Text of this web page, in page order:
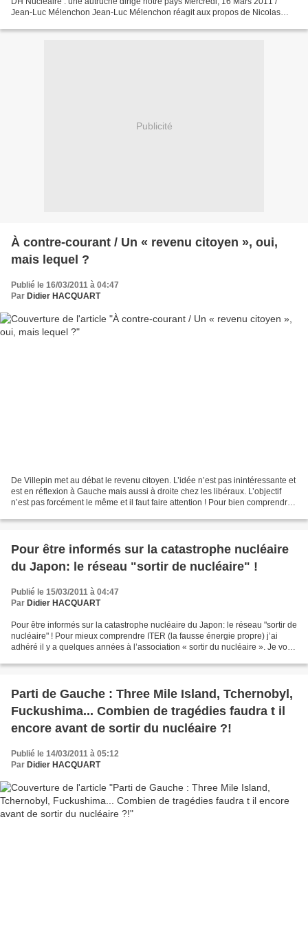
Jean-Luc Mélenchon Jean-Luc Mélenchon réagit aux propos de Nicolas
Publicité
À contre-courant / Un « revenu citoyen », oui,
mais lequel ?
Publié le 16/03/2011 à 04:47
Par Didier HACQUART
De Villepin met au débat le revenu citoyen. L’idée n’est pas inintéressante et
est en réflexion à Gauche mais aussi à droite chez les libéraux. L’objectif
n’est pas forcément le même et il faut faire attention ! Pour bien comprendre
Pour être informés sur la catastrophe nucléaire
du Japon: le réseau "sortir de nucléaire" !
Publié le 15/03/2011 à 04:47
Par Didier HACQUART
Pour être informés sur la catastrophe nucléaire du Japon: le réseau "sortir de
nucléaire" ! Pour mieux comprendre ITER (la fausse énergie propre) j’ai
adhéré il y a quelques années à l’association « sortir du nucléaire ». Je vous
Parti de Gauche : Three Mile Island, Tchernobyl,
Fuckushima... Combien de tragédies faudra t il
encore avant de sortir du nucléaire ?!
Publié le 14/03/2011 à 05:12
Par Didier HACQUART